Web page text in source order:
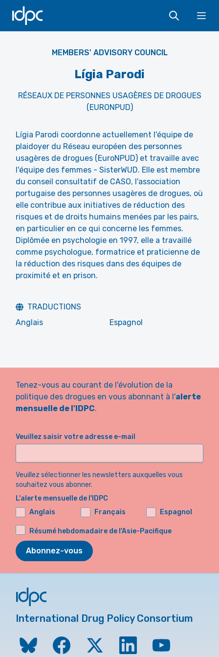
IDPC
MEMBERS' ADVISORY COUNCIL
Lígia Parodi
RÉSEAUX DE PERSONNES USAGÈRES DE DROGUES
(EURONPUD)
Lígia Parodi coordonne actuellement l'équipe de
plaidoyer du Réseau européen des personnes
usagères de drogues (EuroNPUD) et travaille avec
l'équipe des femmes - SisterWUD. Elle est membre
du conseil consultatif de CASO, l'association
portugaise des personnes usagères de drogues, où
elle contribue aux initiatives de réduction des
risques et de droits humains menées par les pairs,
en particulier en ce qui concerne les femmes.
Diplômée en psychologie en 1997, elle a travaillé
comme psychologue, formatrice et praticienne de
la réduction des risques dans des équipes de
proximité et en prison.
TRADUCTIONS
Anglais
Espagnol
Tenez-vous au courant de l'évolution de la
politique des drogues en vous abonnant à l'alerte
mensuelle de l'IDPC.
Veuillez saisir votre adresse e-mail
Veuillez sélectionner les newsletters auxquelles vous
souhaitez vous abonner.
L'alerte mensuelle de l'IDPC
Anglais
Français Espagnol
Résumé hebdomadaire de l'Asie-Pacifique
Abonnez-vous
International Drug Policy Consortium